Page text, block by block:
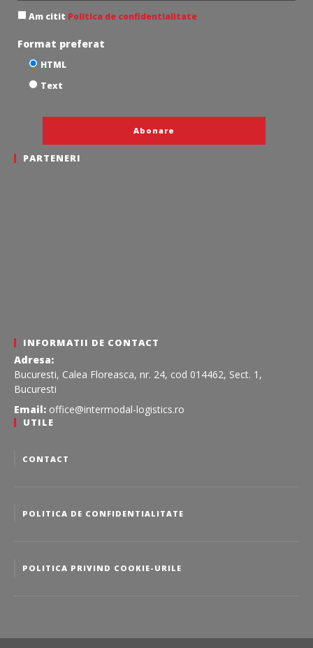
Am citit Politica de confidentialitate
Format preferat
HTML
Text
PARTENERI
INFORMATII DE CONTACT
Adresa:
Bucuresti, Calea Floreasca, nr. 24, cod 014462, Sect. 1,
Bucuresti
Email: office@intermodal-logistics.ro
UTILE
CONTACT
POLITICA DE CONFIDENTIALITATE
POLITICA PRIVIND COOKIE-URILE